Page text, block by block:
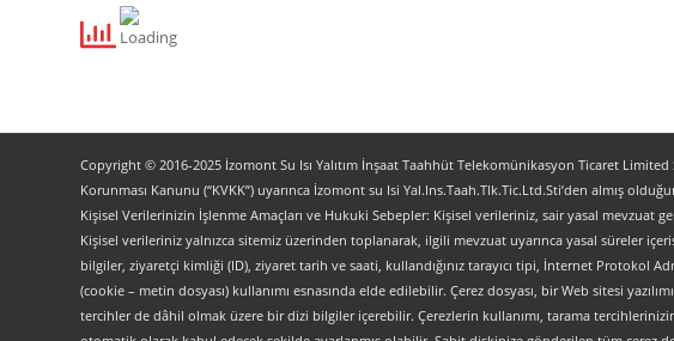
Copyright © 2016-2025 İzomont Su Isı Yalıtım İnşaat Taahhüt Telekomünikasyon Ticaret Limited
Korunması Kanunu (“KVKK”) uyarınca İzomont su Isi Yal.Ins.Taah.Tlk.Tic.Ltd.Sti’den almış
Kişisel Verilerinizin İşlenme Amaçları ve Hukuki Sebepler: Kişisel verileriniz, sair yasal mevzuat
Kişisel verileriniz yalnızca sitemiz üzerinden toplanarak, ilgili mevzuat uyarınca yasal süreler
bilgiler, ziyaretçi kimliği (ID), ziyaret tarih ve saati, kullandığınız tarayıcı tipi, İnternet Protokol
(cookie – metin dosyası) kullanımı esnasında elde edilebilir. Çerez dosyası, bir Web sitesi
tercihler de dâhil olmak üzere bir dizi bilgiler içerebilir. Çerezlerin kullanımı, tarama